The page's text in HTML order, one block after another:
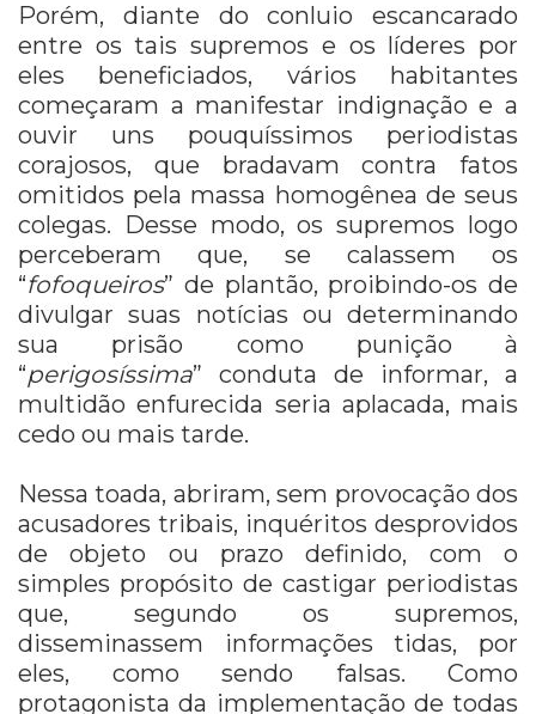
Porém, diante do conluio escancarado
entre os tais supremos e os líderes por
eles beneficiados, vários habitantes
começaram a manifestar indignação e a
ouvir uns pouquíssimos periodistas
corajosos, que bradavam contra fatos
omitidos pela massa homogênea de seus
colegas. Desse modo, os supremos logo
perceberam que, se calassem os
“fofoqueiros” de plantão, proibindo-os de
divulgar suas notícias ou determinando
sua prisão como punição à
“perigosíssima” conduta de informar, a
multidão enfurecida seria aplacada, mais
cedo ou mais tarde.
Nessa toada, abriram, sem provocação dos
acusadores tribais, inquéritos desprovidos
de objeto ou prazo definido, com o
simples propósito de castigar periodistas
que, segundo os supremos,
disseminassem informações tidas, por
eles, como sendo falsas. Como
protagonista da implementação de todas